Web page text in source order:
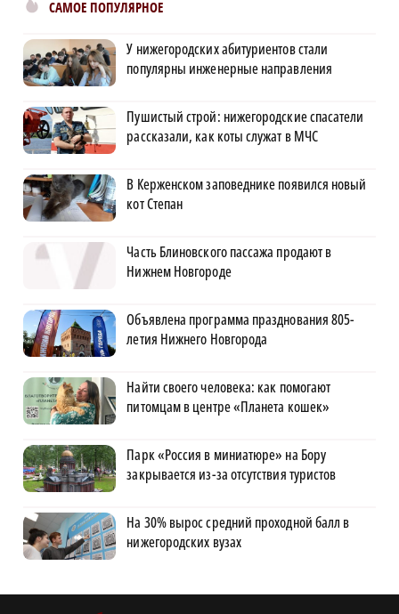
САМОЕ ПОПУЛЯРНОЕ
У нижегородских абитуриентов стали
популярны инженерные направления
Пушистый строй: нижегородские спасатели
рассказали, как коты служат в МЧС
В Керженском заповеднике появился новый
кот Степан
Часть Блиновского пассажа продают в
Нижнем Новгороде
Объявлена программа празднования 805-
летия Нижнего Новгорода
Найти своего человека: как помогают
питомцам в центре «Планета кошек»
Парк «Россия в миниатюре» на Бору
закрывается из-за отсутствия туристов
На 30% вырос средний проходной балл в
нижегородских вузах